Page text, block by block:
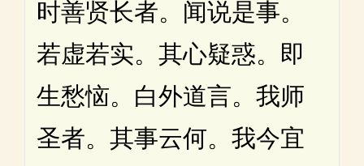
时善贤长者。闻说是事。
若虚若实。其心疑惑。即
生愁恼。白外道言。我师
圣者。其事云何。我今宜